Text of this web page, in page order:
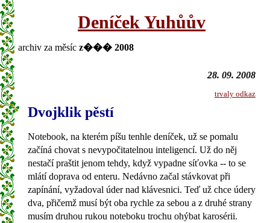
Deníček Yuhůův
archiv za měsíc z��� 2008
28. 09. 2008
trvaly odkaz
Dvojklik pěstí
Notebook, na kterém píšu tenhle deníček, už se pomalu
začíná chovat s nevypočitatelnou inteligencí. Už do něj
nestačí praštit jenom tehdy, když vypadne síťovka -- to se
mlátí doprava od enteru. Nedávno začal stávkovat při
zapínání, vyžadoval úder nad klávesnici. Teď už chce údery
dva, přičemž musí být oba rychle za sebou a z druhé strany
musím druhou rukou noteboku trochu ohýbat karosérii.